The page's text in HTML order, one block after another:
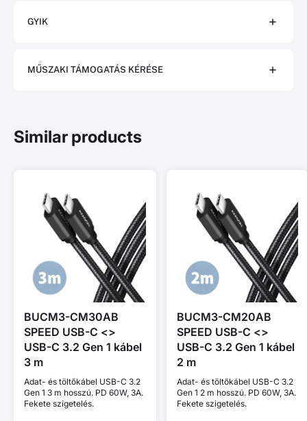
GYIK
MŰSZAKI TÁMOGATÁS KÉRÉSE
Similar products
BUCM3-CM30AB
SPEED USB-C <>
USB-C 3.2 Gen 1 kábel
3 m
Adat- és töltőkábel USB-C 3.2
Gen 1 3 m hosszú. PD 60W, 3A.
Fekete szigetelés.
BUCM3-CM20AB
SPEED USB-C <>
USB-C 3.2 Gen 1 kábel
2 m
Adat- és töltőkábel USB-C 3.2
Gen 1 2 m hosszú. PD 60W, 3A.
Fekete szigetelés.